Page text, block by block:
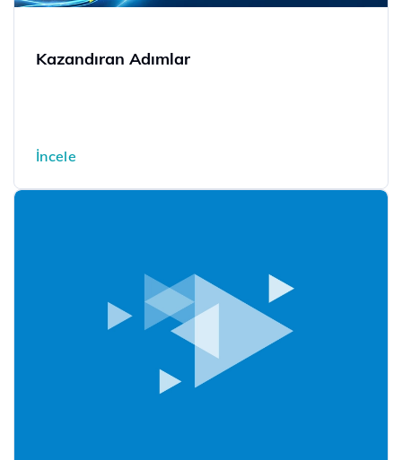
Kazandıran Adımlar
İncele